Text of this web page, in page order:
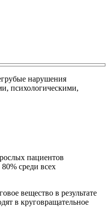
нарушения
психологическими,
пациентов
среди всех
вещество в результате
в круговращательное